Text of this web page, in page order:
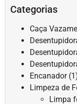
Categorias
Caça
Encanador
Limpeza de
Limpa